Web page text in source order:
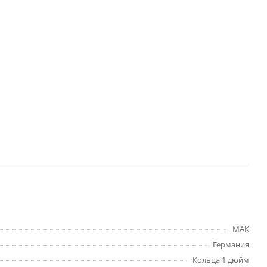
MAK
Германия
Кольца 1 дюйм